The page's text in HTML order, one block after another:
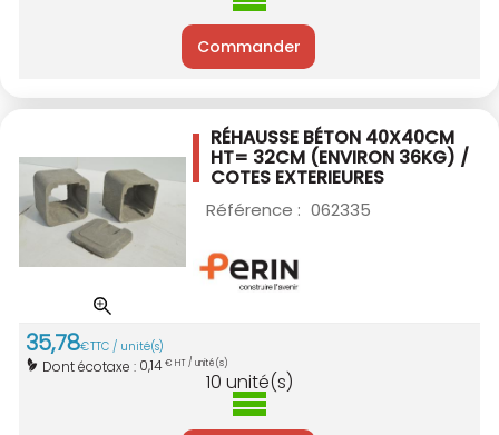
Commander
RÉHAUSSE BÉTON 40X40CM
HT= 32CM (ENVIRON 36KG) /
COTES EXTERIEURES
Référence : 062335
35,78€TTC / unité(s)
Dont écotaxe : 0,14€ HT / unité(s)
10 unité(s)